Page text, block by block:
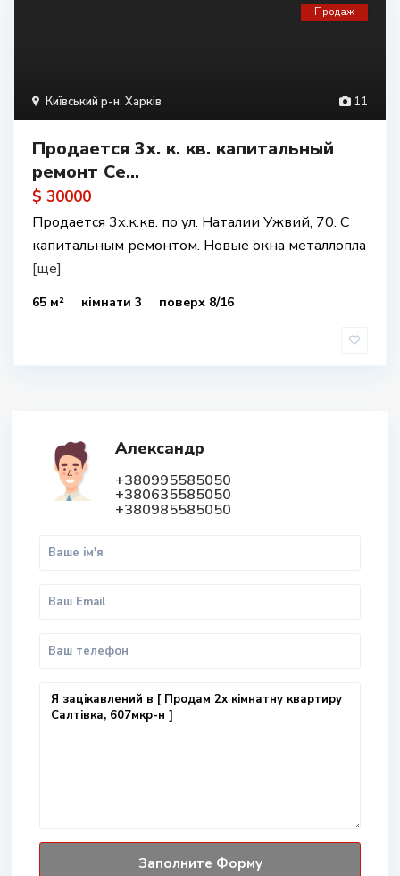
11
Київський р-н, Харків
Продаж
Продается 3х. к. кв. капитальный
ремонт Се...
$ 30000
Продается 3х.к.кв. по ул. Наталии Ужвий, 70. С
капитальным ремонтом. Новые окна металлопла
[ще]
65 м² кімнати 3 поверх 8/16
Александр
+380995585050
+380635585050
+380985585050